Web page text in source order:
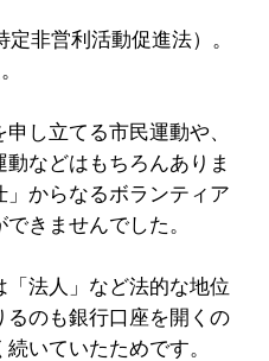
非営利活動促進法）。
し立てる市民運動や、
などはもちろんありま
」からなるボランティア
きませんでした。
法人」など法的な地位
るのも銀行口座を開くの
いていたためです。